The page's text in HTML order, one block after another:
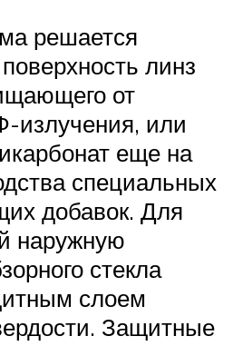
решается
линз
от
излучения, или
еще на
специальных
добавок. Для
наружную
стекла
слоем
Защитные